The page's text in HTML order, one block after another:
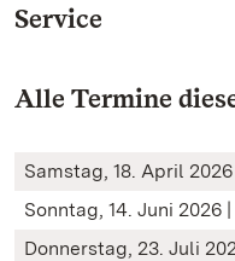
Service
Alle Termine
Samstag, 18. April 2026
Sonntag, 14. Juni 2026 |
Donnerstag, 23. Juli